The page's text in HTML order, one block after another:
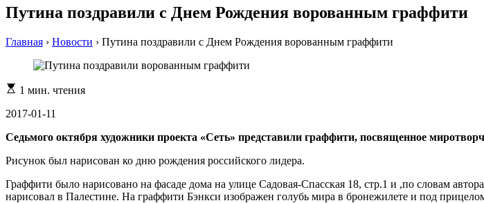
Путина поздравили с Днем Рождения ворованным граффити
Главная › Новости › Путина поздравили с Днем Рождения ворованным граффити
Расчетное
чтения
1 мин. чтения
2017-01-11
Седьмого октября художники проекта «Сеть» представили граффити, посвященное
Рисунок был нарисован ко дню рождения российского лидера.
Граффити было нарисовано на фасаде дома на улице Садовая-Спасская 18, стр.1 и ,по словам
нарисовал в Палестине. На граффити Бэнкси изображен голубь мира в бронежилете и под